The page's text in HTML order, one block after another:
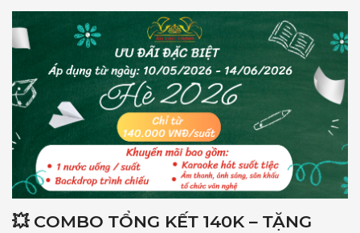
💥 COMBO TỔNG KẾT 140K – TẶNG